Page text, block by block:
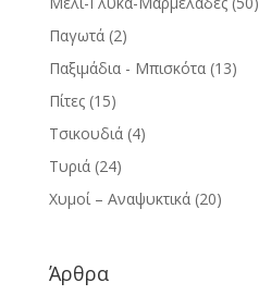
Παγωτά (2)
Παξιμάδια - Μπισκότα (13)
Πίτες (15)
Τσικουδιά (4)
Τυριά (24)
Χυμοί – Αναψυκτικά (20)
Άρθρα